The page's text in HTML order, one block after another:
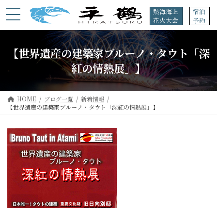
ン
プ
ビ
動
熱海海上
花火大会
宿泊
予約
【世界遺産の建築家ブルーノ・タウト「深
紅の情熱展」】
HOME ブログ一覧
新着情報
【世界遺産の建築家ブルーノ・タウト「深紅の情熱展」】